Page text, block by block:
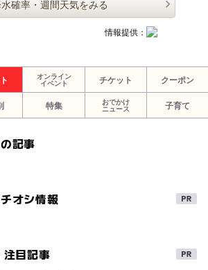
水確率・週間天気をみる
情報提供：
オンライン
イベント
チケット クーポン
特集
おでかけ
ニュース
子育て
記事
オシ情報
注目記事